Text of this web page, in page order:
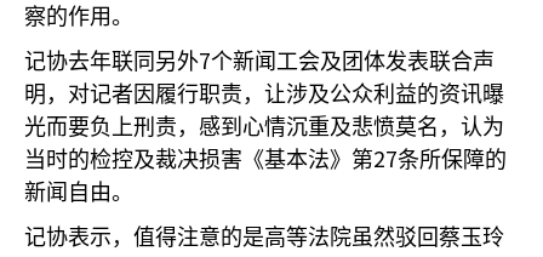
察的作用。
记协去年联同另外7个新闻工会及团体发表联合声
明，对记者因履行职责，让涉及公众利益的资讯曝
光而要负上刑责，感到心情沉重及悲愤莫名，认为
当时的检控及裁决损害《基本法》第27条所保障的
新闻自由。
记协表示，值得注意的是高等法院虽然驳回蔡玉玲